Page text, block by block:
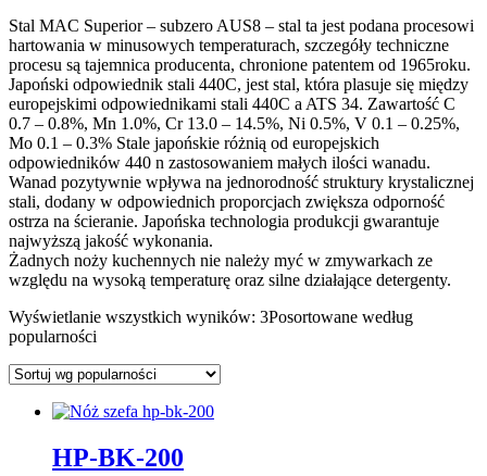
Stal MAC Superior – subzero AUS8 – stal ta jest podana procesowi
hartowania w minusowych temperaturach, szczegóły techniczne
procesu są tajemnica producenta, chronione patentem od 1965roku.
Japoński odpowiednik stali 440C, jest stal, która plasuje się między
europejskimi odpowiednikami stali 440C a ATS 34. Zawartość C
0.7 – 0.8%, Mn 1.0%, Cr 13.0 – 14.5%, Ni 0.5%, V 0.1 – 0.25%,
Mo 0.1 – 0.3% Stale japońskie różnią od europejskich
odpowiedników 440 n zastosowaniem małych ilości wanadu.
Wanad pozytywnie wpływa na jednorodność struktury krystalicznej
stali, dodany w odpowiednich proporcjach zwiększa odporność
ostrza na ścieranie. Japońska technologia produkcji gwarantuje
najwyższą jakość wykonania.
Żadnych noży kuchennych nie należy myć w zmywarkach ze
względu na wysoką temperaturę oraz silne działające detergenty.
Wyświetlanie wszystkich wyników: 3Posortowane według
popularności
HP-BK-200